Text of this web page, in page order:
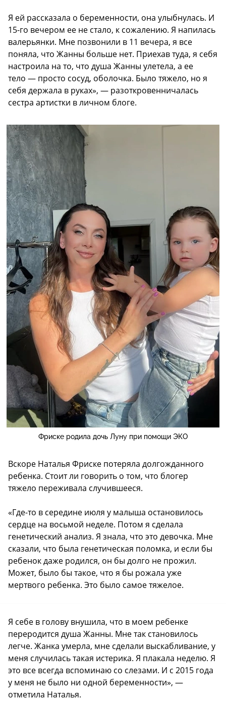
Я ей рассказала о беременности, она улыбнулась. И
15-го вечером ее не стало, к сожалению. Я напилась
валерьянки. Мне позвонили в 11 вечера, я все
поняла, что Жанны больше нет. Приехав туда, я себя
настроила на то, что душа Жанны улетела, а ее
тело — просто сосуд, оболочка. Было тяжело, но я
себя держала в руках», — разоткровенничалась
сестра артистки в личном блоге.
Фриске родила дочь Луну при помощи ЭКО
Вскоре Наталья Фриске потеряла долгожданного
ребенка. Стоит ли говорить о том, что блогер
тяжело переживала случившееся.
«Где-то в середине июля у малыша остановилось
сердце на восьмой неделе. Потом я сделала
генетический анализ. Я знала, что это девочка. Мне
сказали, что была генетическая поломка, и если бы
ребенок даже родился, он бы долго не прожил.
Может, было бы такое, что я бы рожала уже
мертвого ребенка. Это было самое тяжелое.
Я себе в голову внушила, что в моем ребенке
переродится душа Жанны. Мне так становилось
легче. Жанка умерла, мне сделали выскабливание, у
меня случилась такая истерика. Я плакала неделю. Я
это все всегда вспоминаю со слезами. И с 2015 года
у меня не было ни одной беременности», —
отметила Наталья.